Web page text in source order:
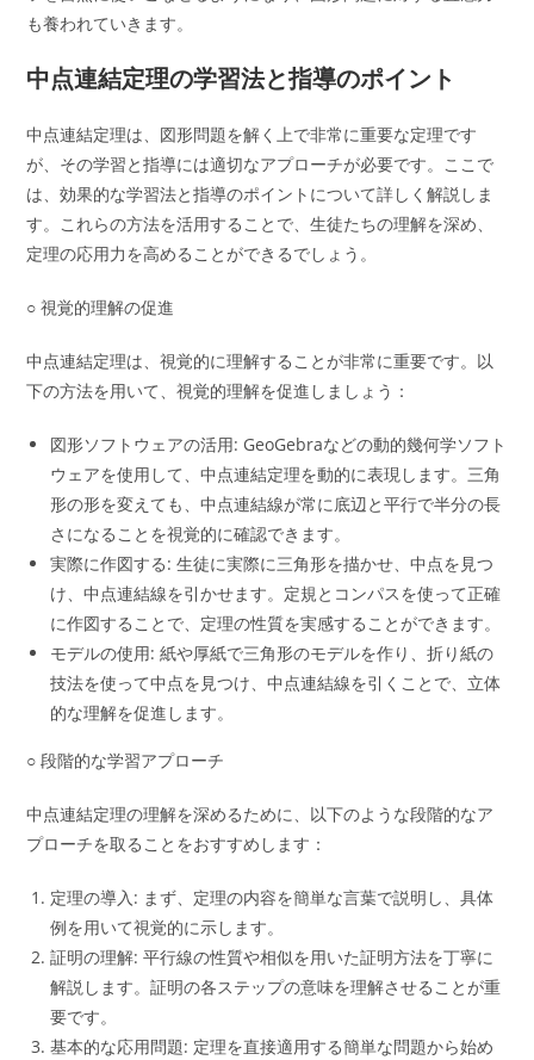
も養われていきます。
中点連結定理の学習法と指導のポイント
中点連結定理は、図形問題を解く上で非常に重要な定理です
が、その学習と指導には適切なアプローチが必要です。ここで
は、効果的な学習法と指導のポイントについて詳しく解説しま
す。これらの方法を活用することで、生徒たちの理解を深め、
定理の応用力を高めることができるでしょう。
○ 視覚的理解の促進
中点連結定理は、視覚的に理解することが非常に重要です。以
下の方法を用いて、視覚的理解を促進しましょう：
図形ソフトウェアの活用: GeoGebraなどの動的幾何学ソフト
ウェアを使用して、中点連結定理を動的に表現します。三角
形の形を変えても、中点連結線が常に底辺と平行で半分の長
さになることを視覚的に確認できます。
実際に作図する: 生徒に実際に三角形を描かせ、中点を見つ
け、中点連結線を引かせます。定規とコンパスを使って正確
に作図することで、定理の性質を実感することができます。
モデルの使用: 紙や厚紙で三角形のモデルを作り、折り紙の
技法を使って中点を見つけ、中点連結線を引くことで、立体
的な理解を促進します。
○ 段階的な学習アプローチ
中点連結定理の理解を深めるために、以下のような段階的なア
プローチを取ることをおすすめします：
定理の導入: まず、定理の内容を簡単な言葉で説明し、具体
例を用いて視覚的に示します。
証明の理解: 平行線の性質や相似を用いた証明方法を丁寧に
解説します。証明の各ステップの意味を理解させることが重
要です。
基本的な応用問題: 定理を直接適用する簡単な問題から始め